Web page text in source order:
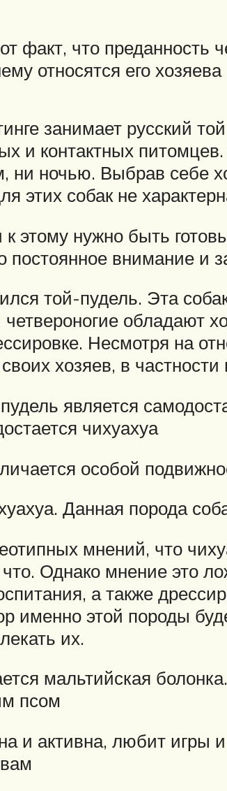
факт, что преданность
относятся его хозяева
занимает русский
и контактных
ни ночью. Выбрав себе
этих собак не
этому нужно быть
постоянное внимание и
той-пудель. Эта
обладают
Несмотря на
хозяев, в
является
чихуахуа
особой
Данная порода
мнений, что
Однако мнение это
а также
именно этой породы
их.
мальтийская
псом
и активна, любит игры